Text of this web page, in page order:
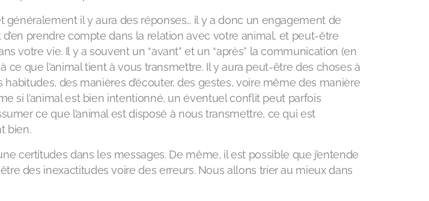
généralement il y aura des réponses… il y a donc un engagement de
prendre compte dans la relation avec votre animal, et peut-être
votre vie. Il y a souvent un “avant” et un “après” la communication (en
ce que l’animal tient à vous transmettre. Il y aura peut-être des choses à
habitudes, des manières d’écouter, des gestes, voire même des manière
si l’animal est bien intentionné, un éventuel conflit peut parfois
ce que l’animal est disposé à nous transmettre, ce qui est
bien.
certitudes dans les messages. De même, il est possible que j’entende
des inexactitudes voire des erreurs. Nous allons trier au mieux dans